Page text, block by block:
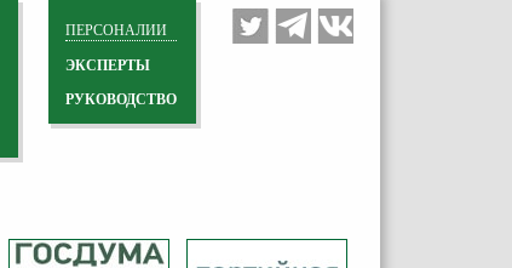
ПЕРСОНАЛИИ
ЭКСПЕРТЫ
РУКОВОДСТВО